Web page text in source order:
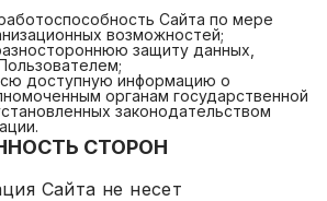
Сайта по мере
возможностей;
защиту данных,
доступную информацию о
органам государственной
законодательством
СТОРОН
Сайта не несет